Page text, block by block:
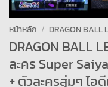
หน้าหลัก / DRAGON BALL
DRAGON BALL
ละคร Super
+ ตัวละครสุ่มๆ ไอ